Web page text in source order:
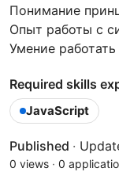
Понимание
Опыт работы с
Умение
Required skills
JavaScript
Published ·
0 views · 0